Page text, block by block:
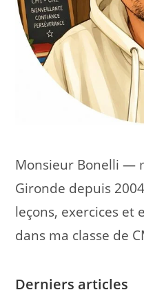
Monsieur Bonelli —
Gironde depuis
leçons, exercices et
dans ma classe de
Derniers articles